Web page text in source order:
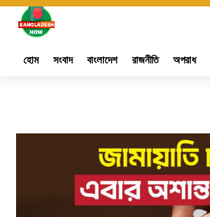
হোম সংবাদ বাংলাদেশ রাজনীতি অপরাধ